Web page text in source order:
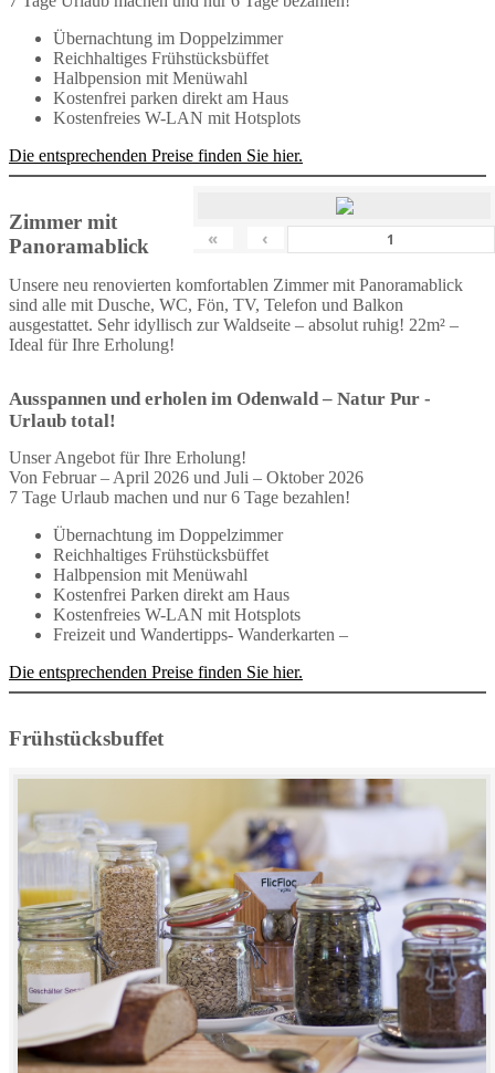
Übernachtung im Doppelzimmer
Reichhaltiges Frühstücksbüffet
Halbpension mit Menüwahl
Kostenfrei parken direkt am Haus
Kostenfreies W-LAN mit Hotsplots
Die entsprechenden Preise finden Sie hier.
« ‹
Zimmer mit
Panoramablick
Unsere neu renovierten komfortablen Zimmer mit Panoramablick
sind alle mit Dusche, WC, Fön, TV, Telefon und Balkon
ausgestattet. Sehr idyllisch zur Waldseite – absolut ruhig! 22m² –
Ideal für Ihre Erholung!
Ausspannen und erholen im Odenwald – Natur Pur -
Urlaub total!
Unser Angebot für Ihre Erholung!
Von Februar – April 2026 und Juli – Oktober 2026
7 Tage Urlaub machen und nur 6 Tage bezahlen!
Übernachtung im Doppelzimmer
Reichhaltiges Frühstücksbüffet
Halbpension mit Menüwahl
Kostenfrei Parken direkt am Haus
Kostenfreies W-LAN mit Hotsplots
Freizeit und Wandertipps- Wanderkarten –
Die entsprechenden Preise finden Sie hier.
Frühstücksbuffet